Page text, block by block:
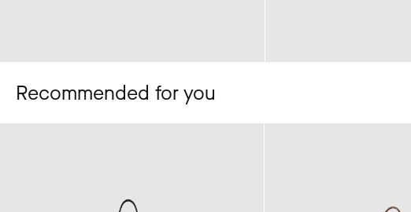
Recommended for you